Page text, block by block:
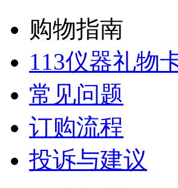
购物指南
113仪器礼物
常见问题
订购流程
投诉与建议